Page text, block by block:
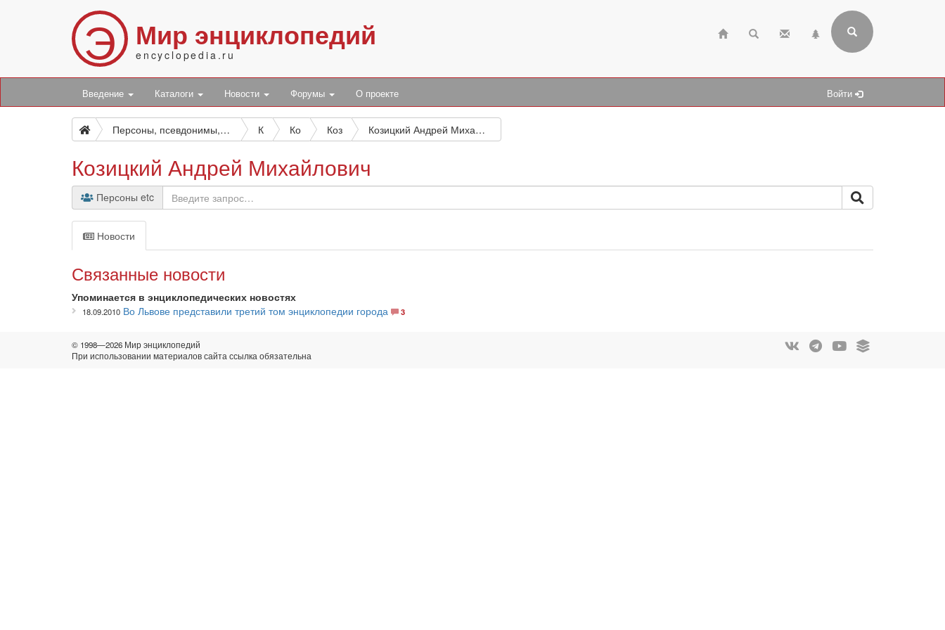
Э Мир энциклопедий
encyclopedia.ru
Введение Каталоги Новости Форумы О проекте Войти
Персоны, псевдонимы, персонажи и боты К Ко Коз Козицкий Андрей Михайлович
Козицкий Андрей Михайлович
Персоны etc
Новости
Связанные новости
Упоминается в энциклопедических новостях
18.09.2010 Во Львове представили третий том энциклопедии города 3
© 1998—2026 Мир энциклопедий
При использовании материалов сайта ссылка обязательна